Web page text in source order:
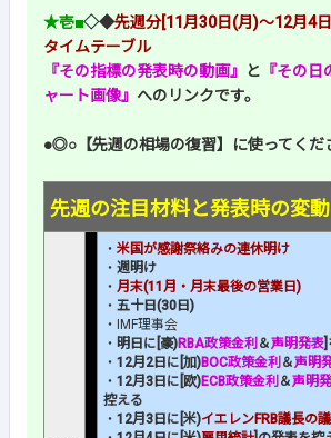
★壱■◇◆先週分[11月30日(月)～12月4
タイムテーブル
『その指標の発表時の動画』
と 『その
ャート画像』 へのリンクです。
●◎○【先週の相場の復習】に使ってくだ
先週の注目材料と発表時の変動
・ 米国が感謝祭絡みの連休明け
・ 週明け
・ 月末(11月・月末最後の営業日)
・ 五十日(30日)
・IMF理事会
・ 明日に[豪)RBA政策金利 ＆声明発表
・ 12月2日に[加)BOC政策金利 ＆声明
・ 12月3日に[欧)ECB政策金利 ＆声明
控える
・ 12月3日に[米)イエレンFRB議長の